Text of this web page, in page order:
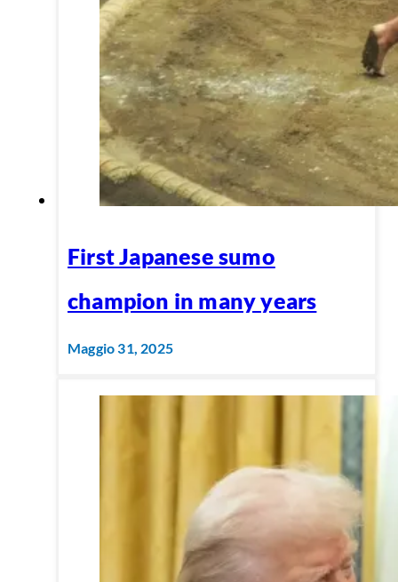
First Japanese sumo
champion in many years
Maggio 31, 2025